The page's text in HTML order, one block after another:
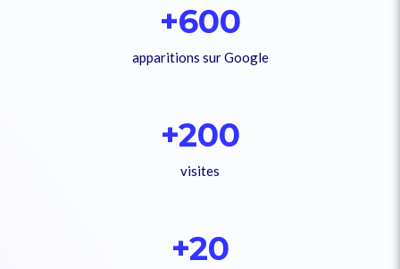
+600
apparitions sur Google
+200
visites
+20